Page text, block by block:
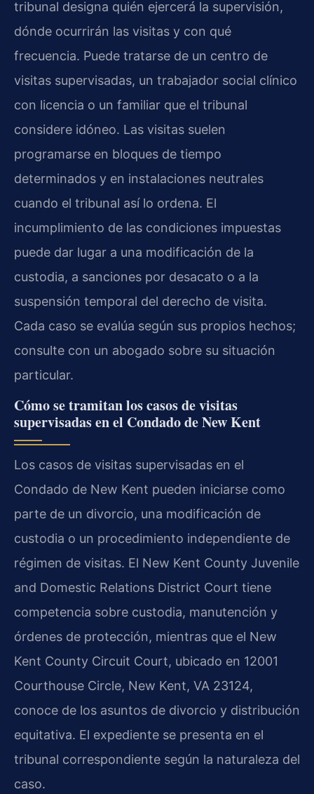
tribunal designa quién ejercerá la supervisión,
dónde ocurrirán las visitas y con qué
frecuencia. Puede tratarse de un centro de
visitas supervisadas, un trabajador social clínico
con licencia o un familiar que el tribunal
considere idóneo. Las visitas suelen
programarse en bloques de tiempo
determinados y en instalaciones neutrales
cuando el tribunal así lo ordena. El
incumplimiento de las condiciones impuestas
puede dar lugar a una modificación de la
custodia, a sanciones por desacato o a la
suspensión temporal del derecho de visita.
Cada caso se evalúa según sus propios hechos;
consulte con un abogado sobre su situación
particular.
Cómo se tramitan los casos de visitas
supervisadas en el Condado de New Kent
Los casos de visitas supervisadas en el
Condado de New Kent pueden iniciarse como
parte de un divorcio, una modificación de
custodia o un procedimiento independiente de
régimen de visitas. El New Kent County Juvenile
and Domestic Relations District Court tiene
competencia sobre custodia, manutención y
órdenes de protección, mientras que el New
Kent County Circuit Court, ubicado en 12001
Courthouse Circle, New Kent, VA 23124,
conoce de los asuntos de divorcio y distribución
equitativa. El expediente se presenta en el
tribunal correspondiente según la naturaleza del
caso.